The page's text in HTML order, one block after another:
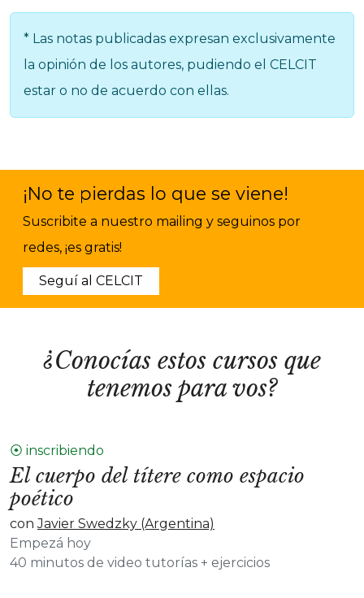
* Las notas publicadas expresan exclusivamente
la opinión de los autores, pudiendo el CELCIT
estar o no de acuerdo con ellas.
¡No te pierdas lo que se viene!
Suscribite a nuestro mailing y seguinos por
redes, ¡es gratis!
Seguí al CELCIT
¿Conocías estos cursos que
tenemos para vos?
⦿ inscribiendo
El cuerpo del títere como espacio
poético
conJavier Swedzky (Argentina)
Empezá hoy
40 minutos de video tutorías + ejercicios